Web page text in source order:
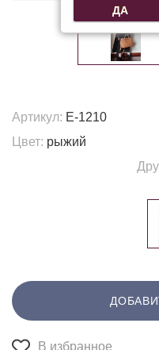
Артикул: E-1210
Цвет: рыжий
В избранное
ДА